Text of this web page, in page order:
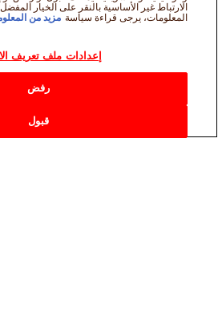
الارتباط غير الأساسية بالنقر على الخيار
المعلومات، يرجى قراءة سياسة مزيد من
إعدادات ملف تعريف
رفض
قبول